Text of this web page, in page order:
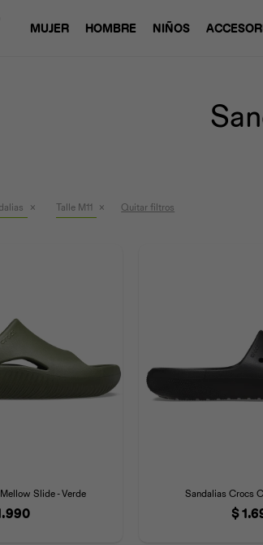
MUJER HOMBRE NIÑOS
Talle M11 Quitar filtros
Slide - Verde Sandalias Crocs
$